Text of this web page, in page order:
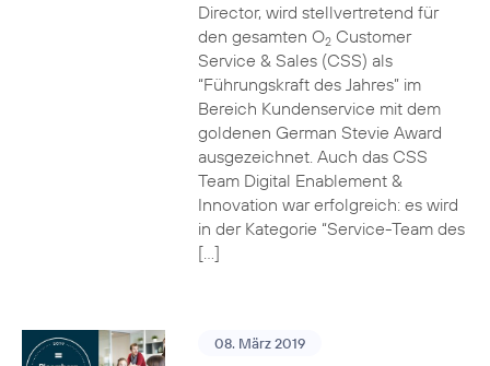
Director, wird stellvertretend für
den gesamten O2Customer
Service & Sales (CSS) als
“Führungskraft des Jahres” im
Bereich Kundenservice mit dem
goldenen German Stevie Award
ausgezeichnet. Auch das CSS
Team Digital Enablement &
Innovation war erfolgreich: es wird
in der Kategorie “Service-Team des
[…]
08. März 2019